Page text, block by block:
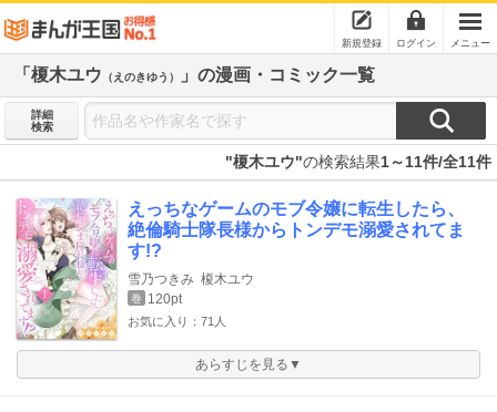
新規登録 ログイン メニュー
「榎木ユウ （えのきゆう） 」の漫画・コミック一覧
詳細
検索
"榎木ユウ"の検索結果1～11件/全11件
えっちなゲームのモブ令嬢に転生したら、
絶倫騎士隊長様からトンデモ溺愛されてま
す!?
雪乃つきみ 榎木ユウ
巻 120pt
お気に入り：71人
あらすじを見る▼